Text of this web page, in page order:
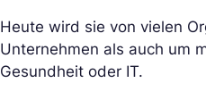
Heute wird sie von vielen
Unternehmen als auch um
Gesundheit oder IT.